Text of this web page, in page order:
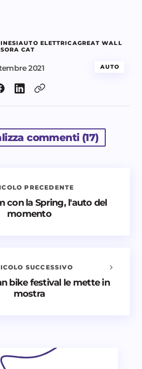
AUTO ELETTRICAGREAT WALL
ORA CAT
2021 AUTO
commenti (17)
vengono aggiunti nuovi
PRECEDENTE
con la Spring, l'auto del
momento
SUCCESSIVO
bike festival le mette in
mostra